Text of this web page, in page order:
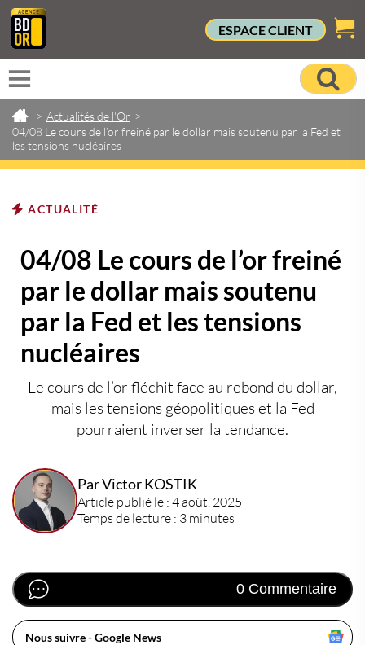
ESPACE CLIENT
> Actualités de l'Or >
04/08 Le cours de l’or freiné par le dollar mais soutenu par la Fed et
les tensions nucléaires
ACTUALITÉ
04/08 Le cours de l’or freiné
par le dollar mais soutenu
par la Fed et les tensions
nucléaires
Le cours de l’or fléchit face au rebond du dollar,
mais les tensions géopolitiques et la Fed
pourraient inverser la tendance.
Par Victor KOSTIK
Article publié le : 4 août, 2025
Temps de lecture : 3 minutes
0 Commentaire
Nous suivre - Google News